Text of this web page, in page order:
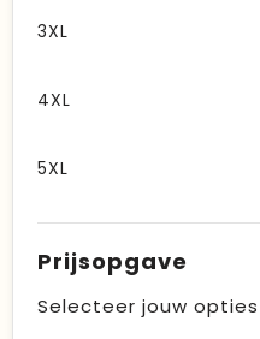
3XL
4XL
5XL
Prijsopgave
Selecteer jouw